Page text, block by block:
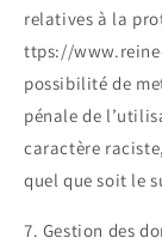
relatives à la
ttps://
possibilité de
pénale de
caractère
quel que soit le
7. Gestion des